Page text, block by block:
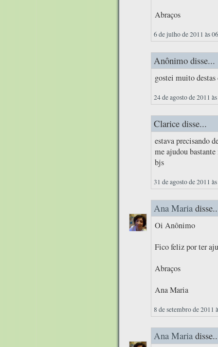
Abraços
6 de julho de 2011 às
Anônimo disse...
gostei muito
24 de agosto de 2011
Clarice disse...
estava precisando
me ajudou
bjs
31 de agosto de 2011
Ana Maria
Oi Anônimo
Fico feliz por ter
Abraços
Ana Maria
8 de setembro de 2011
Ana Maria